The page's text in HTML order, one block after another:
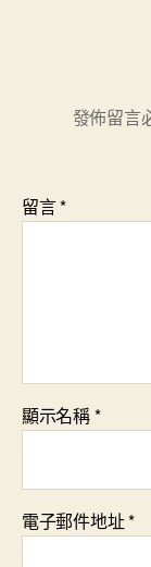
發佈留言
留言*
顯示名稱*
電子郵件地址*